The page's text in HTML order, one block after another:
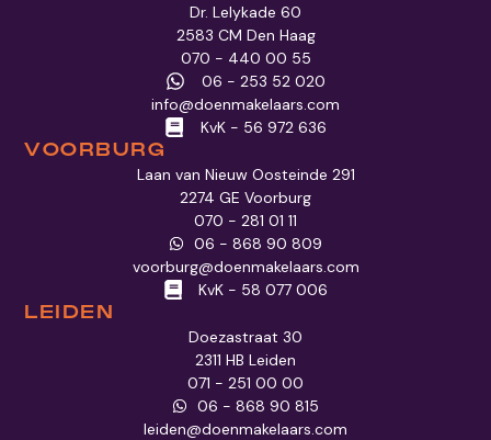
Dr. Lelykade 60
2583 CM Den Haag
070 - 440 00 55
06 - 253 52 020
info@doenmakelaars.com
KvK - 56 972 636
VOORBURG
Laan van Nieuw Oosteinde 291
2274 GE Voorburg
070 - 281 01 11
06 - 868 90 809
voorburg@doenmakelaars.com
KvK - 58 077 006
LEIDEN
Doezastraat 30
2311 HB Leiden
071 - 251 00 00
06 - 868 90 815
leiden@doenmakelaars.com